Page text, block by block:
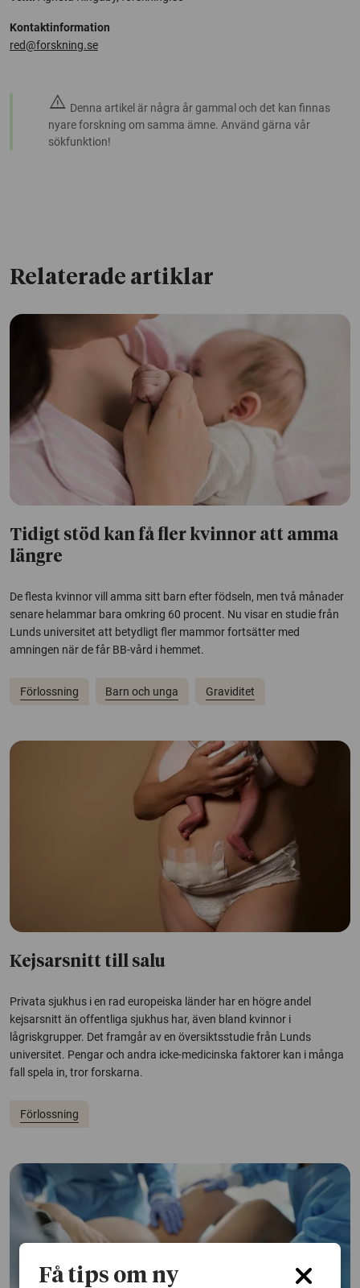
Kontaktinformation
red@forskning.se
warning Denna artikel är några år gammal och det kan finnas
nyare forskning om samma ämne. Använd gärna vår
sökfunktion!
Relaterade artiklar
Tidigt stöd kan få fler kvinnor att amma
längre
De flesta kvinnor vill amma sitt barn efter födseln, men två månader
senare helammar bara omkring 60 procent. Nu visar en studie från
Lunds universitet att betydligt fler mammor fortsätter med
amningen när de får BB-vård i hemmet.
Förlossning Barn och unga Graviditet
Kejsarsnitt till salu
Privata sjukhus i en rad europeiska länder har en högre andel
kejsarsnitt än offentliga sjukhus har, även bland kvinnor i
lågriskgrupper. Det framgår av en översiktsstudie från Lunds
universitet. Pengar och andra icke-medicinska faktorer kan i många
fall spela in, tror forskarna.
Förlossning
Få tips om ny